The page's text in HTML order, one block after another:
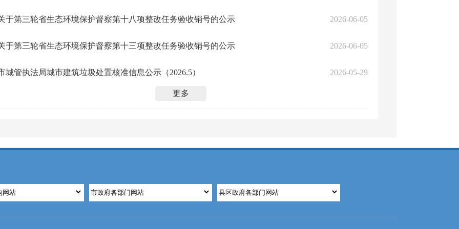
于第三轮省生态环境保护督察第十八项整改任务验收销号的公示 2026-06-05
于第三轮省生态环境保护督察第十三项整改任务验收销号的公示 2026-06-05
城管执法局城市建筑垃圾处置核准信息公示（2026.5） 2026-05-29
更多